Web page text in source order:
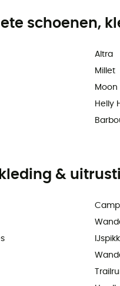
schoenen,
Altra
Millet
Moon
Helly
&